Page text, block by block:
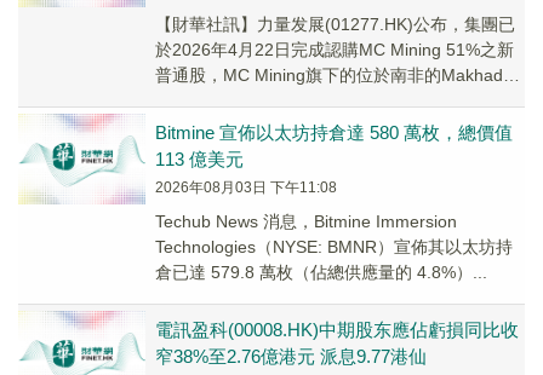
【財華社訊】力量发展(01277.HK)公布，集團已
於2026年4月22日完成認購MC Mining 51%之新
普通股，MC Mining旗下的位於南非的Makhado
Bitmine 宣佈以太坊持倉達 580 萬枚，總價值
113 億美元
2026年08月03日 下午11:08
Techub News 消息，Bitmine Immersion
Technologies（NYSE: BMNR）宣佈其以太坊持
倉已達 579.8 萬枚（佔總供應量的 4.8%）...
電訊盈科(00008.HK)中期股东應佔虧損同比收
窄38%至2.76億港元 派息9.77港仙